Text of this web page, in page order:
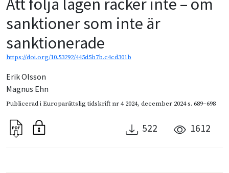
Att följa lagen räcker inte – om
sanktioner som inte är
sanktionerade
https://doi.org/10.53292/445d5b7b.c4cd301b
Erik Olsson
Magnus Ehn
Publicerad iEuroparättslig tidskrift nr 4 2024, december 2024s. 689–698
522 1612